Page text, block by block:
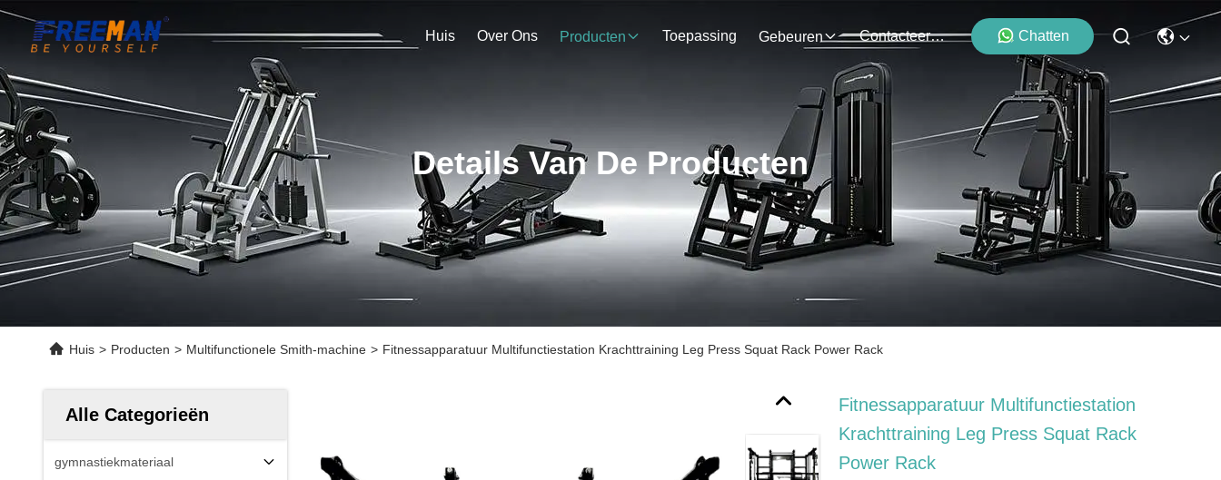
Huis Over Ons Producten Toepassing Gebeuren Contacteer Ons Chatten
Details Van De Producten
Huis > Producten > Multifunctionele Smith-machine > Fitnessapparatuur Multifunctiestation Krachttraining Leg Press Squat Rack Power Rack
Alle Categorieën
gymnastiekmateriaal
Fitnessapparatuur Multifunctiestation
Krachttraining Leg Press Squat Rack
Power Rack